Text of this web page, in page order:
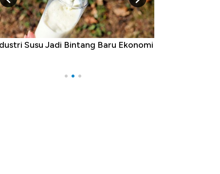
5 Raja Ekonomi Indonesia: Maaf, Gak